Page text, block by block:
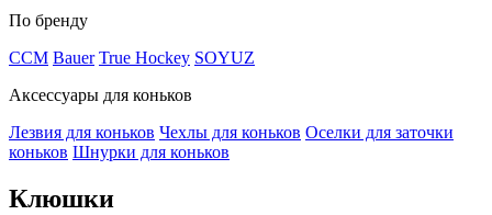
По бренду
ССМ Bauer True Hockey SOYUZ
Аксессуары для коньков
Лезвия для коньков Чехлы для коньков Оселки для заточки
коньков Шнурки для коньков
Клюшки